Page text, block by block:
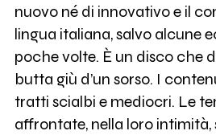
nuovo né di innovativo e il
lingua italiana, salvo alcune
poche volte. È un disco che
butta giù d’un sorso. I
tratti scialbi e mediocri. Le
affrontate, nella loro